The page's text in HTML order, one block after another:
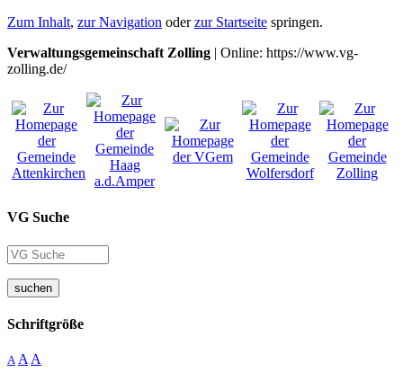
Zum Inhalt, zur Navigation oderzur Startseite springen.
Verwaltungsgemeinschaft Zolling | Online: https://www.vg-
zolling.de/
VG Suche
suchen
Schriftgröße
A A A